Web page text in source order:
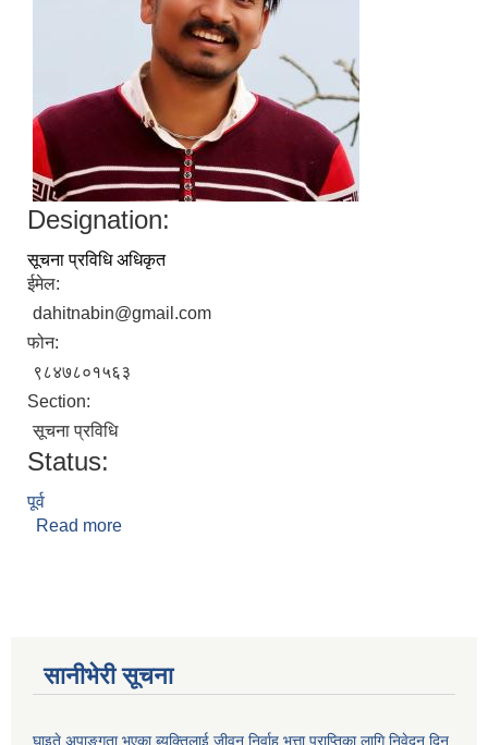
Designation:
सूचना प्रविधि अधिकृत
ईमेल:
dahitnabin@gmail.com
फोन:
९८४७८०१५६३
Section:
सूचना प्रविधि
Status:
पूर्व
Read more
सानीभेरी सूचना
घाइते अपाङ्गता भएका ब्यक्तिलाई जीवन निर्वाह भत्ता प्राप्तिका लागि निवेदन दिन